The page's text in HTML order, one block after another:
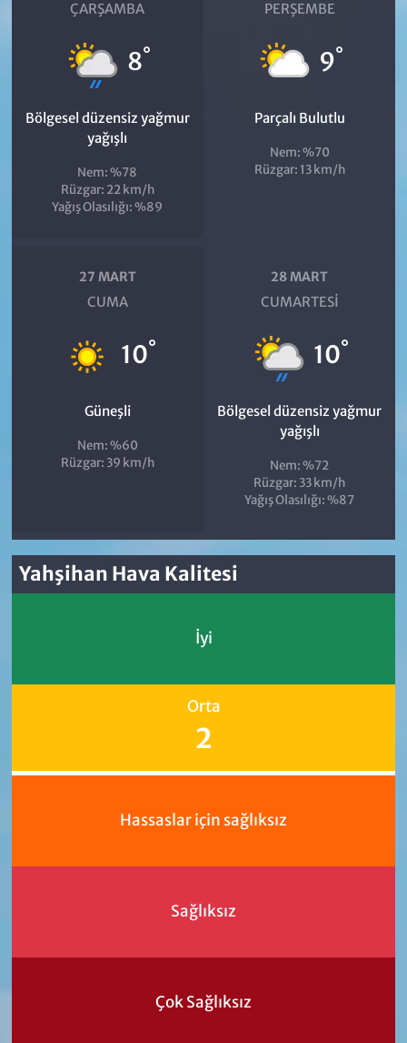
ÇARŞAMBA
8°
Bölgesel düzensiz yağmur
yağışlı
Nem: %78
Rüzgar: 22 km/h
Yağış Olasılığı: %89
PERŞEMBE
9°
Parçalı Bulutlu
Nem: %70
Rüzgar: 13 km/h
27 MART
CUMA
10°
Güneşli
Nem: %60
Rüzgar: 39 km/h
28 MART
CUMARTESI
10°
Bölgesel düzensiz yağmur
yağışlı
Nem: %72
Rüzgar: 33 km/h
Yağış Olasılığı: %87
Yahşihan Hava Kalitesi
İyi
Orta
2
Hassaslar için sağlıksız
Sağlıksız
Çok Sağlıksız